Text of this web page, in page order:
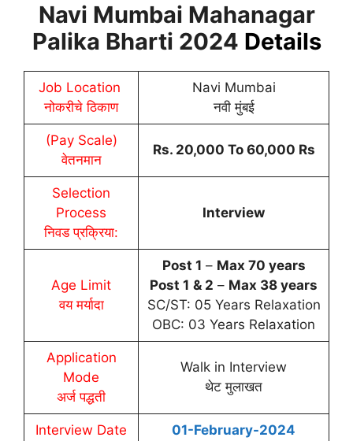
Navi Mumbai Mahanagar
Palika Bharti 2024 Details
Job Location
नोकरीचे ठिकाण
Navi Mumbai
नवी मुंबई
(Pay Scale)
वेतनमान
Rs. 20,000 To 60,000 Rs
Selection
Process
निवड प्रक्रिया:
Interview
Age Limit
वय मर्यादा
Post 1 – Max 70 years
Post 1 & 2 – Max 38 years
SC/ST: 05 Years Relaxation
OBC: 03 Years Relaxation
Application
Mode
अर्ज पद्धती
Walk in Interview
थेट मुलाखत
Interview Date
01-February-2024